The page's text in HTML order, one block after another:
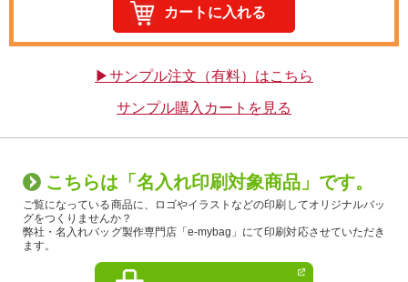
▶サンプル注文（有料）はこちら
サンプル購入カートを見る
こちらは「名入れ印刷対象商品」です。
ご覧になっている商品に、ロゴやイラストなどの印刷してオリジナルバッ
グをつくりませんか？
弊社・名入れバッグ製作専門店「e-mybag」にて印刷対応させていただき
ます。